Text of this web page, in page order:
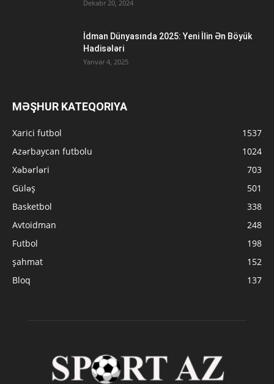
Dekabr 20, 2024
İdman Dünyasında 2025: Yeni İlin Ən Böyük
Hadisələri
Yanvar 4, 2025
MƏŞHUR KATEQORIYA
Xarici futbol
1537
Azərbaycan futbolu
1024
Xəbərləri
703
Güləş
501
Basketbol
338
Avtoidman
248
Futbol
198
şahmat
152
Bloq
137